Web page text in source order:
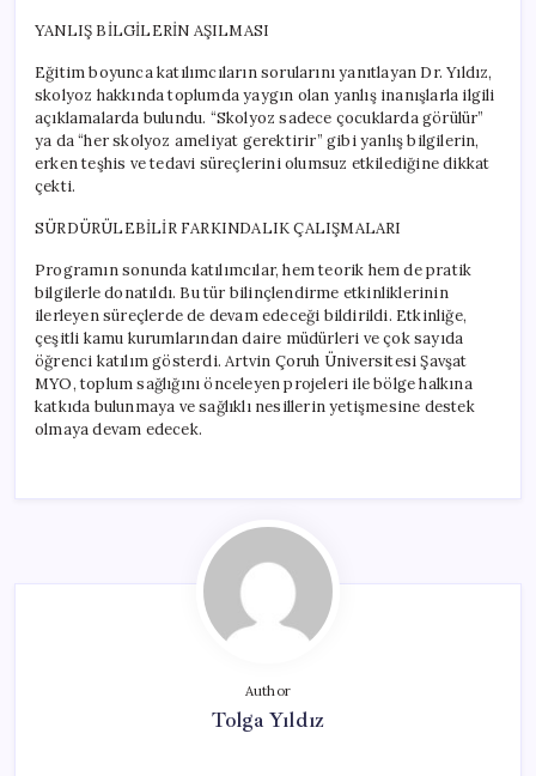
YANLIŞ BİLGİLERİN AŞILMASI
Eğitim boyunca katılımcıların sorularını yanıtlayan Dr. Yıldız,
skolyoz hakkında toplumda yaygın olan yanlış inanışlarla ilgili
açıklamalarda bulundu. “Skolyoz sadece çocuklarda görülür”
ya da “her skolyoz ameliyat gerektirir” gibi yanlış bilgilerin,
erken teşhis ve tedavi süreçlerini olumsuz etkilediğine dikkat
çekti.
SÜRDÜRÜLEBİLİR FARKINDALIK ÇALIŞMALARI
Programın sonunda katılımcılar, hem teorik hem de pratik
bilgilerle donatıldı. Bu tür bilinçlendirme etkinliklerinin
ilerleyen süreçlerde de devam edeceği bildirildi. Etkinliğe,
çeşitli kamu kurumlarından daire müdürleri ve çok sayıda
öğrenci katılım gösterdi. Artvin Çoruh Üniversitesi Şavşat
MYO, toplum sağlığını önceleyen projeleri ile bölge halkına
katkıda bulunmaya ve sağlıklı nesillerin yetişmesine destek
olmaya devam edecek.
Author
Tolga Yıldız